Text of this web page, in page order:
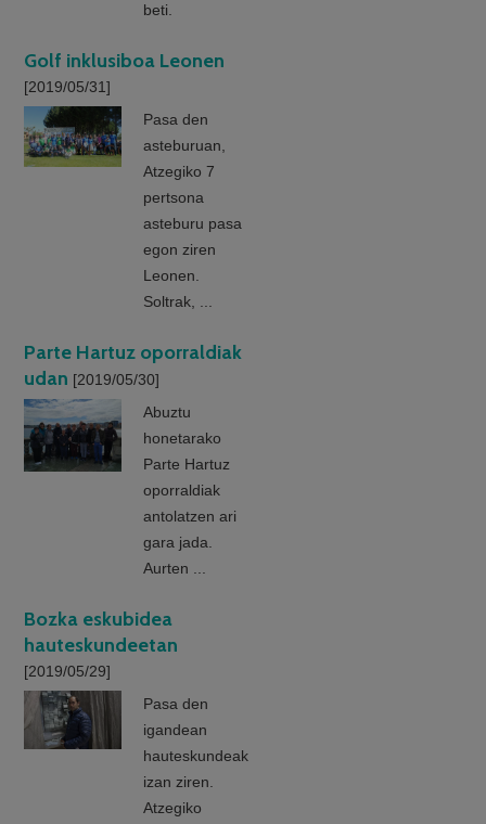
beti.
Golf inklusiboa Leonen
[2019/05/31]
Pasa den
asteburuan,
Atzegiko 7
pertsona
asteburu pasa
egon ziren
Leonen.
Soltrak, ...
Parte Hartuz oporraldiak
udan [2019/05/30]
Abuztu
honetarako
Parte Hartuz
oporraldiak
antolatzen ari
gara jada.
Aurten ...
Bozka eskubidea
hauteskundeetan
[2019/05/29]
Pasa den
igandean
hauteskundeak
izan ziren.
Atzegiko